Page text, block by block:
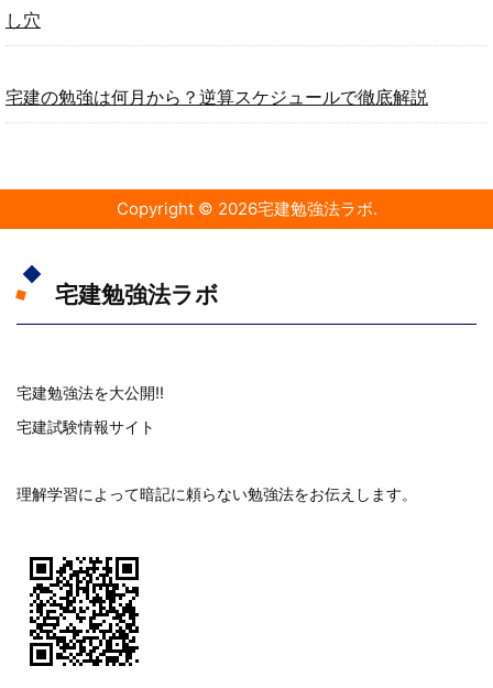
し穴
宅建の勉強は何月から？逆算スケジュールで徹底解説
Copyright © 2026宅建勉強法ラボ.
宅建勉強法ラボ
宅建勉強法を大公開!!
宅建試験情報サイト
理解学習によって暗記に頼らない勉強法をお伝えします。